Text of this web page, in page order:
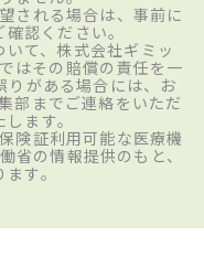
される場合は、事前に
認ください。
て、株式会社ギミッ
はその賠償の責任を一
りがある場合には、お
部までご連絡をいただ
ます。
険証利用可能な医療機
省の情報提供のもと、
す。